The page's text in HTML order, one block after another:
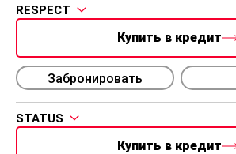
RESPECT
Купить в кредит
Забронировать
STATUS
Купить в кредит